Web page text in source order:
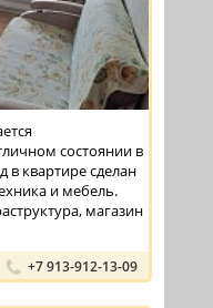
состоянии в
в квартире сделан
и мебель.
магазин
+7 913-912-13-09